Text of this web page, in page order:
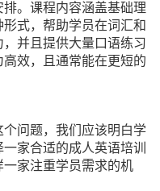
。课程内容涵盖基础理
式，帮助学员在词汇和
并且提供大量口语练习
效，且通常能在更短的
个问题，我们应该明白学
家合适的成人英语培训
家注重学员需求的机